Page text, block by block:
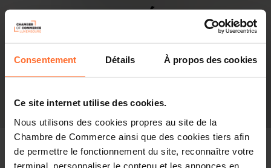
Consentement Détails À propos des cookies
Ce site internet utilise des cookies.
Nous utilisons des cookies propres au site de la
Chambre de Commerce ainsi que des cookies tiers afin
de permettre le fonctionnement du site, reconnaître votre
terminal, personnaliser le contenu et les annonces en
YEAR’S JOURNÉE DE
L’ECONOMIE)
28.03.2024 - Agefi Luxembourg